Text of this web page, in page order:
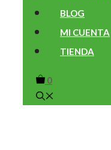
BLOG
MI CUENTA
TIENDA
0